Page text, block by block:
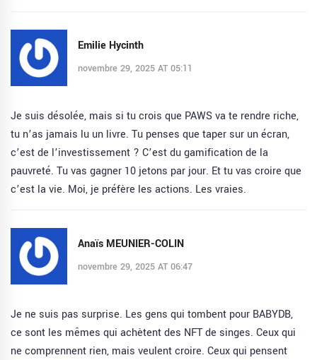
Emilie Hycinth
novembre 29, 2025 AT 05:11
Je suis désolée, mais si tu crois que PAWS va te rendre riche,
tu n’as jamais lu un livre. Tu penses que taper sur un écran,
c’est de l’investissement ? C’est du gamification de la
pauvreté. Tu vas gagner 10 jetons par jour. Et tu vas croire que
c’est la vie. Moi, je préfère les actions. Les vraies.
Anaïs MEUNIER-COLIN
novembre 29, 2025 AT 06:47
Je ne suis pas surprise. Les gens qui tombent pour BABYDB,
ce sont les mêmes qui achètent des NFT de singes. Ceux qui
ne comprennent rien, mais veulent croire. Ceux qui pensent